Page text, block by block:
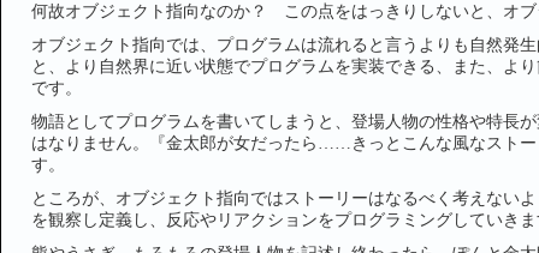
何故オブジェクト指向なのか？ この点をはっきりしないと、オ
オブジェクト指向では、プログラムは流れると言うよりも自然発
と、より自然界に近い状態でプログラムを実装できる、また、よ
です。
物語としてプログラムを書いてしまうと、登場人物の性格や特長
はなりません。『金太郎が女だったら……きっとこんな風なスト
す。
ところが、オブジェクト指向ではストーリーはなるべく考えない
を観察し定義し、反応やリアクションをプログラミングしていき